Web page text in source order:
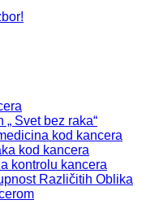
„ Svet bez raka“
kod kancera
kod kancera
kontrolu kancera
Različitih Oblika